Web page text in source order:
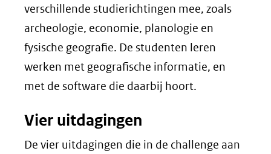
in
nieuw
venster)
(verwijst
naar
andere
website)
verschillende studierichtingen mee, zoals
archeologie, economie, planologie en
fysische geografie. De studenten leren
werken met geografische informatie, en
met de software die daarbij hoort.
Vier uitdagingen
De vier uitdagingen die in de challenge aan